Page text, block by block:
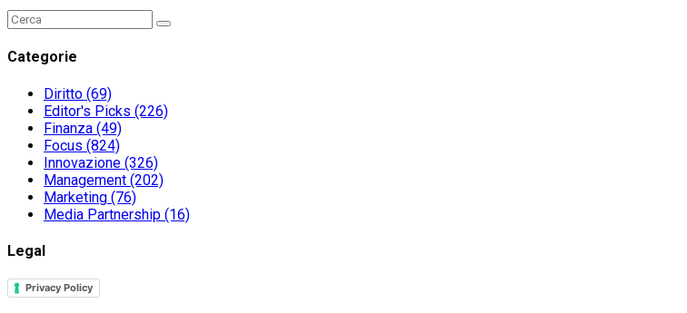
Search
Search
Categorie
Diritto (69)
Editor's Picks (226)
Finanza (49)
Focus (824)
Innovazione (326)
Management (202)
Marketing (76)
Media Partnership (16)
Legal
Privacy Policy